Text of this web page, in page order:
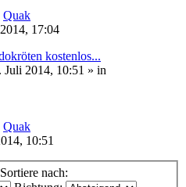
Quak
17:04
kostenlos...
2014, 10:51 » in
Quak
10:51
Sortiere nach: